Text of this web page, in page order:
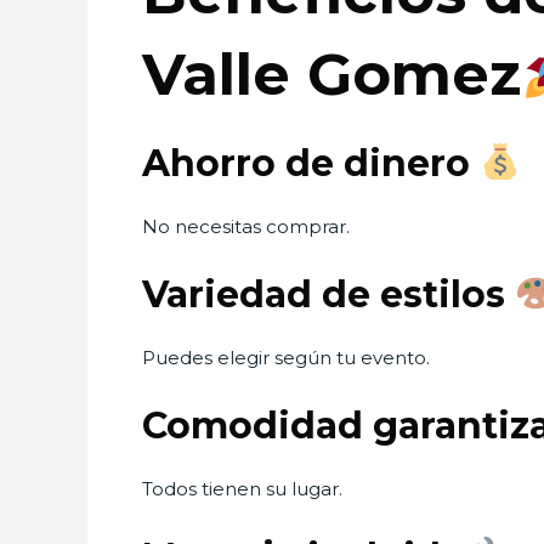
Valle Gomez
Ahorro de dinero
No necesitas comprar.
Variedad de estilos
Puedes elegir según tu evento.
Comodidad
Todos tienen su lugar.